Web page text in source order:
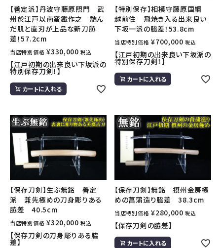
【善定派】丹波守藤原照門 武
州於江戸以南蛮鐵作之 詰ん
だ肌と直刃が上品な新刀脇
差！57.2cm
当店特別価格 ¥330,000 税込
【江戸初期の出来良い下坂派の
特別保存刀剣！】
カートに入れる
【特別保存】相模守藤原国綱
越前住 飛焼き入る出来良い
下坂一派の脇差！53.8cm
当店特別価格 ¥700,000 税込
【江戸初期の出来良い下坂派の
特別保存刀剣！】
カートに入れる
【保存刀剣】生ぶ無銘 善定
派 兼先極めの刀身彫りある
脇差 40.5cm
当店特別価格 ¥320,000 税込
【保存刀剣の刀身彫りある脇
差】
【保存刀剣】無銘 摂州金房極
めの菖蒲造り脇差 38.3cm
当店特別価格 ¥280,000 税込
【保存刀剣の脇差】
カートに入れる